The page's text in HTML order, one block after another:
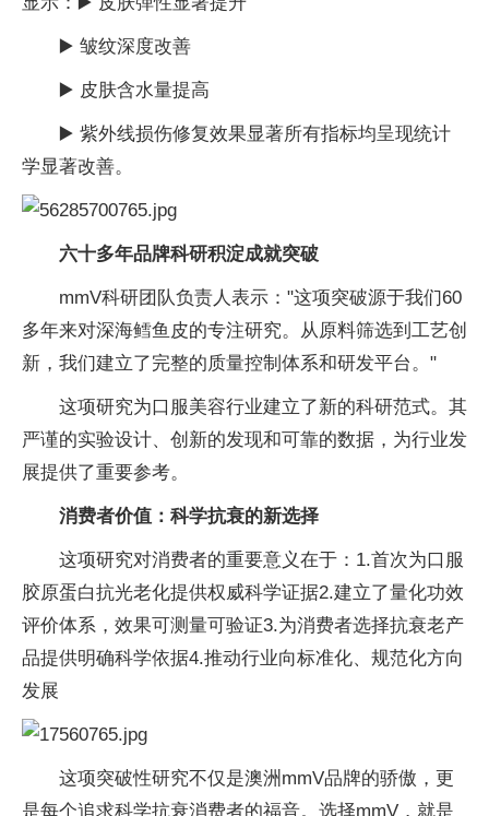
▶️ 皱纹深度改善
▶️ 皮肤含水量提高
▶️ 紫外线损伤修复效果显著所有指标均呈现统计
学显著改善。
六十多年品牌科研积淀成就突破
mmV科研团队负责人表示："这项突破源于我们60
多年来对深海鳕鱼皮的专注研究。从原料筛选到工艺创
新，我们建立了完整的质量控制体系和研发平台。"
这项研究为口服美容行业建立了新的科研范式。其
严谨的实验设计、创新的发现和可靠的数据，为行业发
展提供了重要参考。
消费者价值：科学抗衰的新选择
这项研究对消费者的重要意义在于：1.首次为口服
胶原蛋白抗光老化提供权威科学证据2.建立了量化功效
评价体系， 效果可测量可验证3.为消费者选择抗衰老产
品提供明确科学依据4.推动行业向标准化、规范化方向
发展
这项突破性研究不仅是澳洲mmV品牌的骄傲，更
是每个追求科学抗衰消费者的福音。选择mmV，就是